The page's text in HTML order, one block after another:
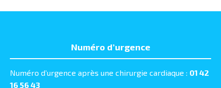
Numéro d’urgence
Numéro d’urgence après une chirurgie cardiaque : 01 42
16 56 43